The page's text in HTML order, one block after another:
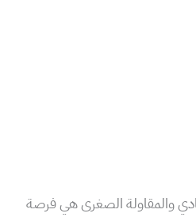
والمقاولة الصغرى هي فرصة